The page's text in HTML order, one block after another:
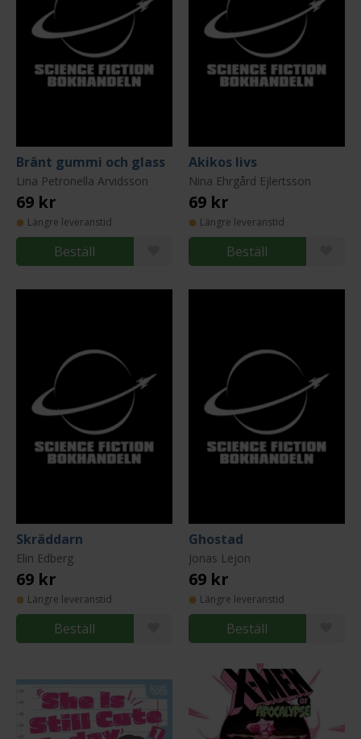
Bränt gummi och glass
Lina Petronella Arvidsson
69 kr
Längre leveranstid
Beställ
Akikos livs
Nina Ehrgård Ejlertsson
69 kr
Längre leveranstid
Beställ
Skräddarn
Elin Edberg
69 kr
Längre leveranstid
Beställ
Ghostad
Jonas Lejon
69 kr
Längre leveranstid
Beställ